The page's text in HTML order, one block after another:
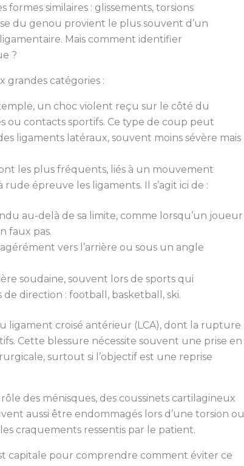
similaires : glissements, torsions
du genou provient le plus souvent d’un
Mais comment identifier
?
grandes catégories :
un choc violent reçu sur le côté du
ou contacts sportifs. Ce type de coup peut
ligaments latéraux, souvent moins sévère mais
les plus fréquents, liés à un mouvement
épreuve les ligaments. Il s’agit ici de :
au-delà de sa limite, comme lorsqu’un joueur
faux pas.
vers l’arrière ou sous un angle
soudaine, souvent lors de sports qui
direction : football, basketball, ski.
ligament croisé antérieur (LCA), dont la rupture
Cette blessure nécessite souvent une prise en
surtout si l’objectif est une reprise
des ménisques, des coussinets cartilagineux
aussi être endommagés lors d’une torsion ou
craquements ressentis par le patient.
capitale pour comprendre comment éviter ce